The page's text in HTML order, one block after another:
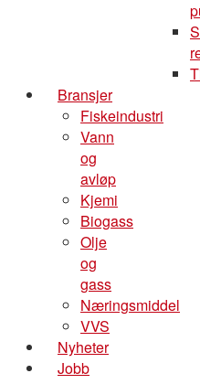
Bransjer
Fiskeindustri
Vann
og
avløp
Kjemi
Biogass
Olje
og
gass
Næringsmiddel
VVS
Nyheter
Jobb